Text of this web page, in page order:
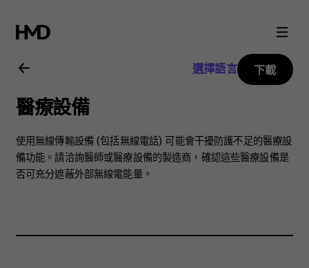
Nokia
C30
用
戶
指
選擇語言 下載
醫療設備
使用無線傳輸設備 (包括無線電話) 可能會干擾防護不足的醫療設
備功能。請洽詢醫師或醫療設備的製造商，確認這些醫療設備是
否可充分遮蔽外部無線電能量。